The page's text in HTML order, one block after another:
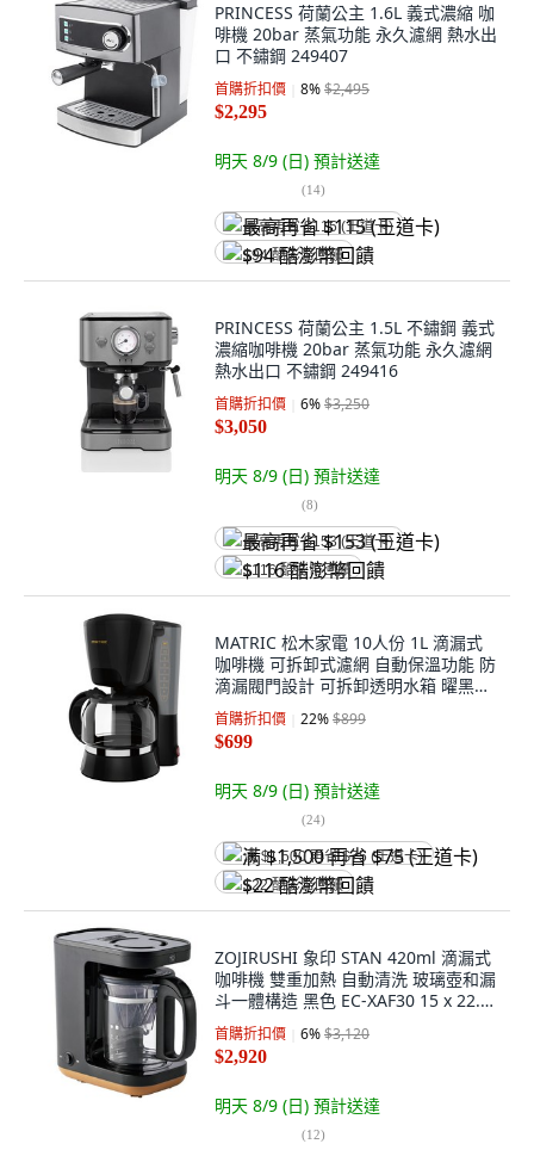
PRINCESS 荷蘭公主 1.6L 義式濃縮 咖
啡機 20bar 蒸氣功能 永久濾網 熱水出
口 不鏽鋼 249407
首購折扣價 8%$2,495
$2,295
明天 8/9 (日) 預計送達
(14)
最高再省 $115 (王道卡)
$94 酷澎幣回饋
PRINCESS 荷蘭公主 1.5L 不鏽鋼 義式
濃縮咖啡機 20bar 蒸氣功能 永久濾網
熱水出口 不鏽鋼 249416
首購折扣價 6%$3,250
$3,050
明天 8/9 (日) 預計送達
(8)
最高再省 $153 (王道卡)
$116 酷澎幣回饋
MATRIC 松木家電 10人份 1L 滴漏式
咖啡機 可拆卸式濾網 自動保溫功能 防
滴漏閥門設計 可拆卸透明水箱 曜黑色
MG-CM1009A
首購折扣價 22%$899
$699
明天 8/9 (日) 預計送達
(24)
满 $1,500 再省 $75 (王道卡)
$22 酷澎幣回饋
ZOJIRUSHI 象印 STAN 420ml 滴漏式
咖啡機 雙重加熱 自動清洗 玻璃壺和漏
斗一體構造 黑色 EC-XAF30 15 x 22.5
x 23.5cm 1.8kg
首購折扣價 6%$3,120
$2,920
明天 8/9 (日) 預計送達
(12)